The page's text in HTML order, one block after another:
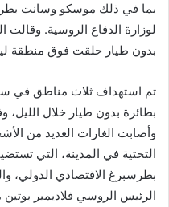
بما في ذلك موسكو وسانت
بدون طيار حلقت فوق منطقة
تم استهداف ثلاث مناطق في
بطائرة بدون طيار خلال
وأصابت الغارات العديد من
التحتية في المدينة، التي
بطرسبرغ الاقتصادي الدولي،
الرئيس الروسي فلاديمير